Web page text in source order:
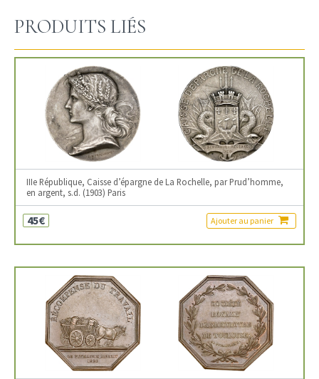
PRODUITS LIÉS
IIIe République, Caisse d’épargne de La Rochelle, par Prud’homme,
en argent, s.d. (1903) Paris
45€ Ajouter au panier